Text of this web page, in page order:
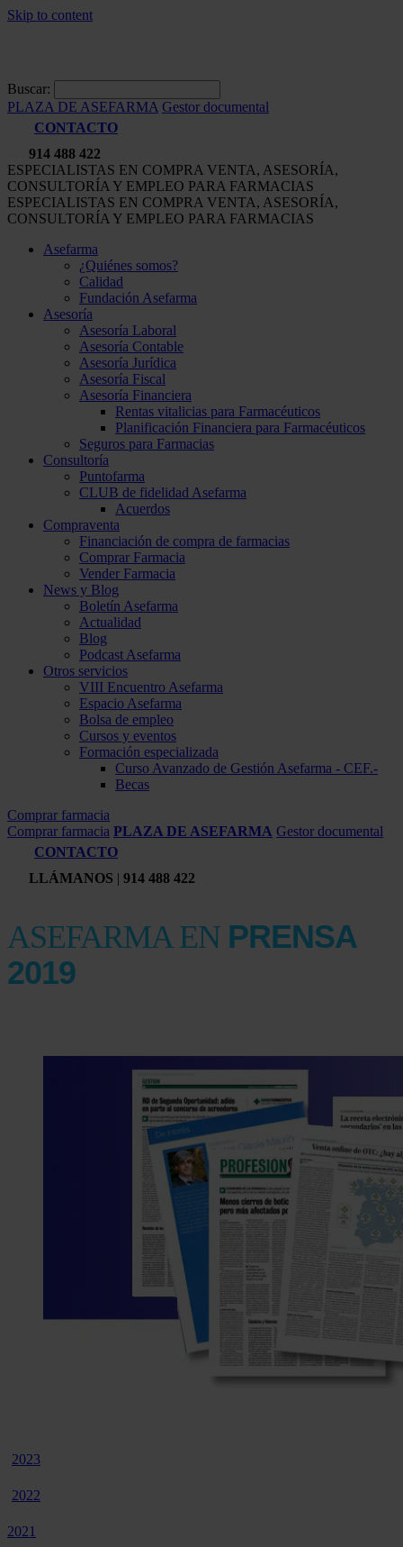
Skip to content
Buscar:
PLAZA DE ASEFARMA Gestor documental
CONTACTO
914 488 422
ESPECIALISTAS EN COMPRA VENTA, ASESORÍA,
CONSULTORÍA Y EMPLEO PARA FARMACIAS
ESPECIALISTAS EN COMPRA VENTA, ASESORÍA,
CONSULTORÍA Y EMPLEO PARA FARMACIAS
Asefarma
¿Quiénes somos?
Calidad
Fundación Asefarma
Asesoría
Asesoría Laboral
Asesoría Contable
Asesoría Jurídica
Asesoría Fiscal
Asesoría Financiera
Rentas vitalicias para Farmacéuticos
Planificación Financiera para Farmacéuticos
Seguros para Farmacias
Consultoría
Puntofarma
CLUB de fidelidad Asefarma
Acuerdos
Compraventa
Financiación de compra de farmacias
Comprar Farmacia
Vender Farmacia
News y Blog
Boletín Asefarma
Actualidad
Blog
Podcast Asefarma
Otros servicios
VIII Encuentro Asefarma
Espacio Asefarma
Bolsa de empleo
Cursos y eventos
Formación especializada
Curso Avanzado de Gestión Asefarma - CEF.-
Becas
Comprar farmacia
Comprar farmacia PLAZA DE ASEFARMA Gestor documental
CONTACTO
LLÁMANOS | 914 488 422
ASEFARMA EN PRENSA
2019
2023
2022
2021